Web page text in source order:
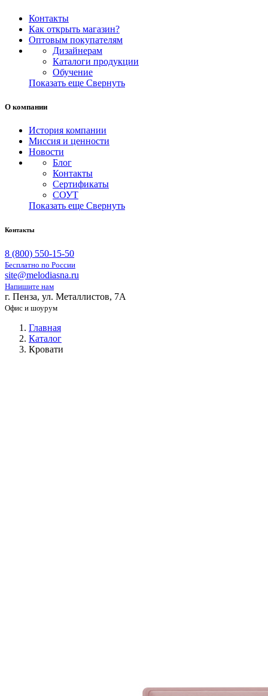
Контакты
Как открыть магазин?
Оптовым покупателям
Дизайнерам
Каталоги продукции
Обучение
Показать еще Свернуть
О компании
История компании
Миссия и ценности
Новости
Блог
Контакты
Сертификаты
СОУТ
Показать еще Свернуть
Контакты
8 (800) 550-15-50
Бесплатно по России
site@melodiasna.ru
Напишите нам
г. Пенза, ул. Металлистов, 7А
Офис и шоурум
Главная
Каталог
Кровати